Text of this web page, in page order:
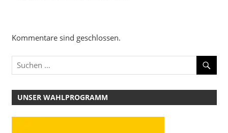
Kommentare sind geschlossen.
UNSER WAHLPROGRAMM